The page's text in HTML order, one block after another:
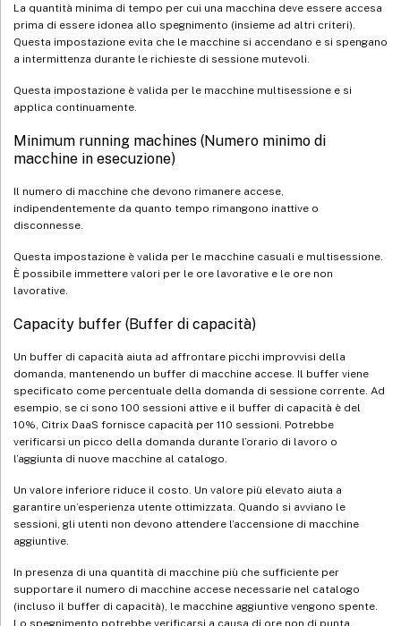
La quantità minima di tempo per cui una macchina deve essere accesa
prima di essere idonea allo spegnimento (insieme ad altri criteri).
Questa impostazione evita che le macchine si accendano e si spengano
a intermittenza durante le richieste di sessione mutevoli.
Questa impostazione è valida per le macchine multisessione e si
applica continuamente.
Minimum running machines (Numero minimo di
macchine in esecuzione)
Il numero di macchine che devono rimanere accese,
indipendentemente da quanto tempo rimangono inattive o
disconnesse.
Questa impostazione è valida per le macchine casuali e multisessione.
È possibile immettere valori per le ore lavorative e le ore non
lavorative.
Capacity buffer (Buffer di capacità)
Un buffer di capacità aiuta ad affrontare picchi improvvisi della
domanda, mantenendo un buffer di macchine accese. Il buffer viene
specificato come percentuale della domanda di sessione corrente. Ad
esempio, se ci sono 100 sessioni attive e il buffer di capacità è del
10%, Citrix DaaS fornisce capacità per 110 sessioni. Potrebbe
verificarsi un picco della domanda durante l’orario di lavoro o
l’aggiunta di nuove macchine al catalogo.
Un valore inferiore riduce il costo. Un valore più elevato aiuta a
garantire un’esperienza utente ottimizzata. Quando si avviano le
sessioni, gli utenti non devono attendere l’accensione di macchine
aggiuntive.
In presenza di una quantità di macchine più che sufficiente per
supportare il numero di macchine accese necessarie nel catalogo
(incluso il buffer di capacità), le macchine aggiuntive vengono spente.
Lo spegnimento potrebbe verificarsi a causa di ore non di punta,